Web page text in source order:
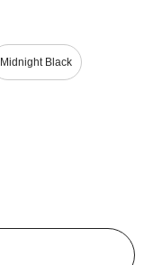
Midnight Black